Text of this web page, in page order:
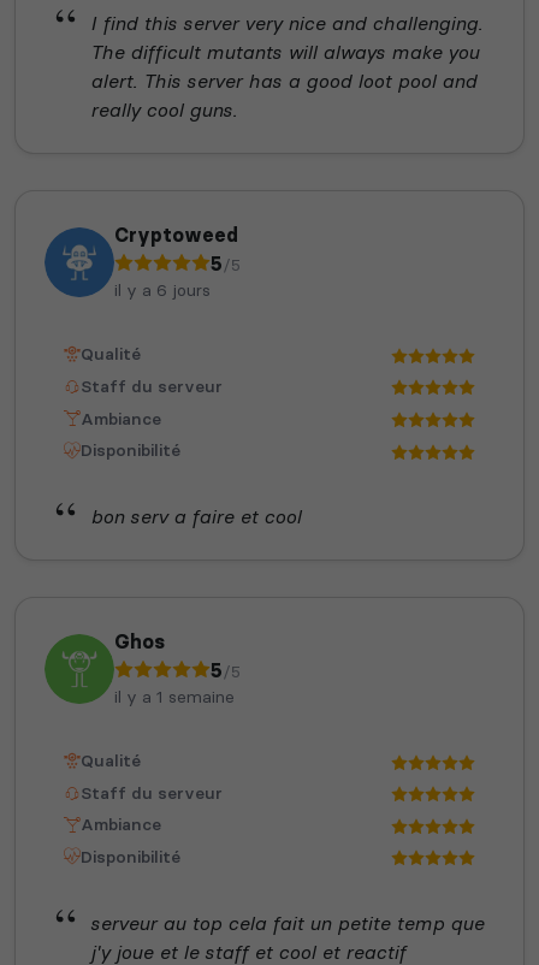
I find this server very nice and challenging.
The difficult mutants will always make you
alert. This server has a good loot pool and
really cool guns.
Cryptoweed
5/5
il y a 6 jours
Qualité
Staff du serveur
Ambiance
Disponibilité
bon serv a faire et cool
Ghos
5/5
il y a 1 semaine
Qualité
Staff du serveur
Ambiance
Disponibilité
serveur au top cela fait un petite temp que
j'y joue et le staff et cool et reactif